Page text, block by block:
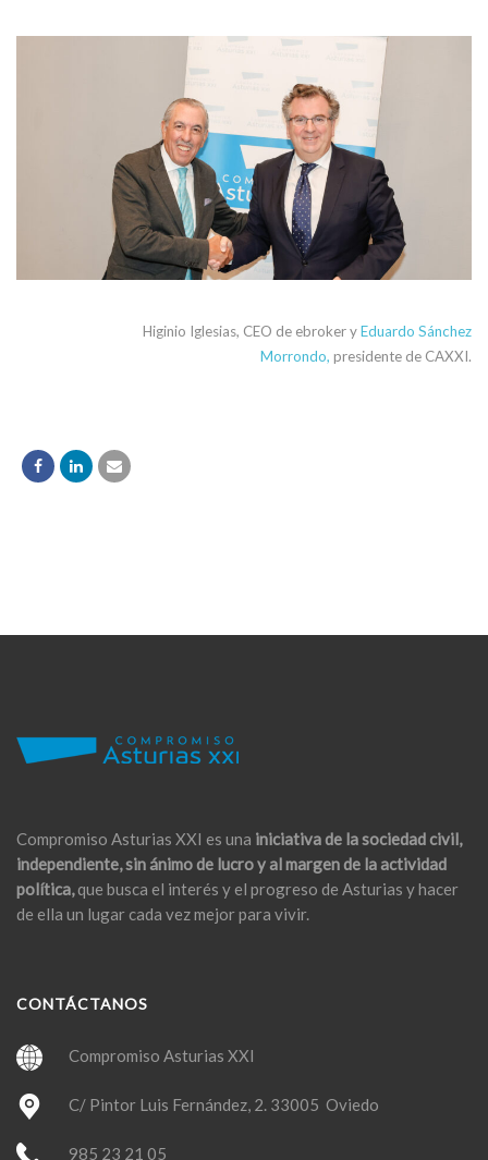
Higinio Iglesias, CEO de ebroker yEduardo Sánchez
Morrondo, presidente de CAXXI.
Compromiso Asturias XXI es una iniciativa de la sociedad civil,
independiente, sin ánimo de lucro y al margen de la actividad
política,que busca el interés y el progreso de Asturias y hacer
de ella un lugar cada vez mejor para vivir.
CONTÁCTANOS
Compromiso Asturias XXI
C/ Pintor Luis Fernández, 2. 33005 Oviedo
985 23 21 05